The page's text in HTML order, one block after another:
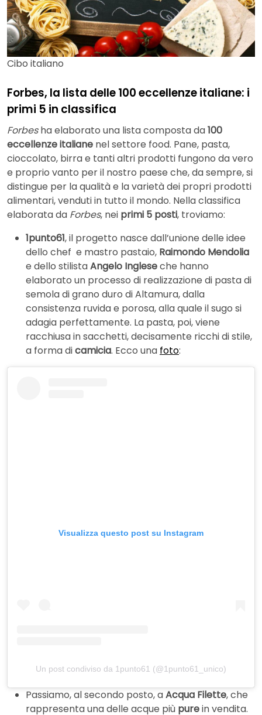
Cibo italiano
Forbes, la lista delle 100 eccellenze italiane: i
primi 5 in classifica
Forbesha elaborato una lista composta da100
eccellenze italiane nel settore food. Pane, pasta,
cioccolato, birra e tanti altri prodotti fungono da vero
e proprio vanto per il nostro paese che, da sempre, si
distingue per la qualità e la varietà dei propri prodotti
alimentari, venduti in tutto il mondo. Nella classifica
elaborata da Forbes, nei primi 5 posti, troviamo:
1punto61, il progetto nasce dall’unione delle idee
dello chef e mastro pastaio, Raimondo Mendolia
e dello stilistaAngelo Ingleseche hanno
elaborato un processo di realizzazione di pasta di
semola di grano duro di Altamura, dalla
consistenza ruvida e porosa, alla quale il sugo si
adagia perfettamente. La pasta, poi, viene
racchiusa in sacchetti, decisamente ricchi di stile,
a forma dicamicia. Ecco una foto:
Visualizza questo post su Instagram
Un post condiviso da 1punto61 (@1punto61_unico)
Passiamo, al secondo posto, aAcqua Filette, che
rappresenta una delle acque più purein vendita.